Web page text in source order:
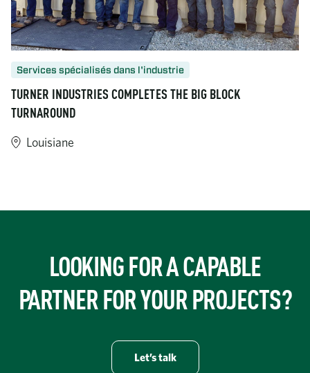
Services spécialisés dans l'industrie
TURNER INDUSTRIES COMPLETES THE BIG BLOCK
TURNAROUND
Louisiane
LOOKING FOR A CAPABLE
PARTNER FOR YOUR PROJECTS?
Let’s talk